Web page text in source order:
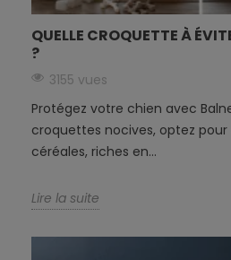
QUELLE CROQUETTE À
?
3155 vues
Protégez votre chien avec
croquettes nocives, optez
céréales, riches en...
Lire la suite